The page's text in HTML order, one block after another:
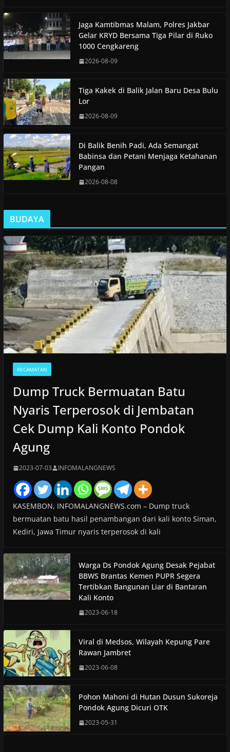
Jaga Kamtibmas Malam, Polres Jakbar
Gelar KRYD Bersama Tiga Pilar di Ruko
1000 Cengkareng
2026-08-09
Tiga Kakek di Balik Jalan Baru Desa Bulu
Lor
2026-08-09
Di Balik Benih Padi, Ada Semangat
Babinsa dan Petani Menjaga Ketahanan
Pangan
2026-08-08
BUDAYA
KECAMATAN
Dump Truck Bermuatan Batu
Nyaris Terperosok di Jembatan
Cek Dump Kali Konto Pondok
Agung
2023-07-03 INFOMALANGNEWS
KASEMBON, INFOMALANGNEWS.com – Dump truck
bermuatan batu hasil penambangan dari kali konto Siman,
Kediri, Jawa Timur nyaris terperosok di kali
Warga Ds Pondok Agung Desak Pejabat
BBWS Brantas Kemen PUPR Segera
Tertibkan Bangunan Liar di Bantaran
Kali Konto
2023-06-18
Viral di Medsos, Wilayah Kepung Pare
Rawan Jambret
2023-06-08
Pohon Mahoni di Hutan Dusun Sukoreja
Pondok Agung Dicuri OTK
2023-05-31